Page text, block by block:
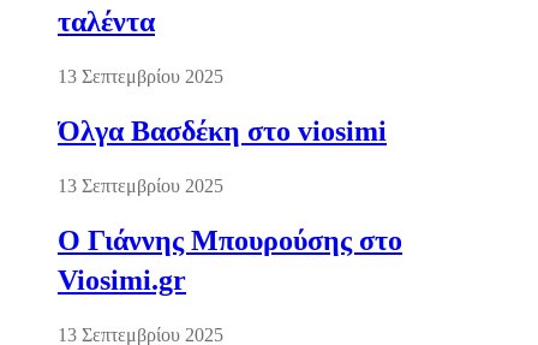
ταλέντα
13 Σεπτεμβρίου 2025
Όλγα Βασδέκη στο viosimi
13 Σεπτεμβρίου 2025
Ο Γιάννης Μπουρούσης στο
Viosimi.gr
13 Σεπτεμβρίου 2025